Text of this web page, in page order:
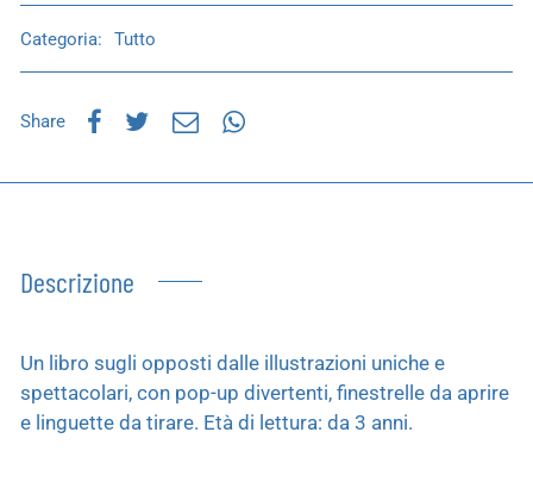
Categoria: Tutto
Share
Descrizione
Un libro sugli opposti dalle illustrazioni uniche e
spettacolari, con pop-up divertenti, finestrelle da aprire
e linguette da tirare. Età di lettura: da 3 anni.